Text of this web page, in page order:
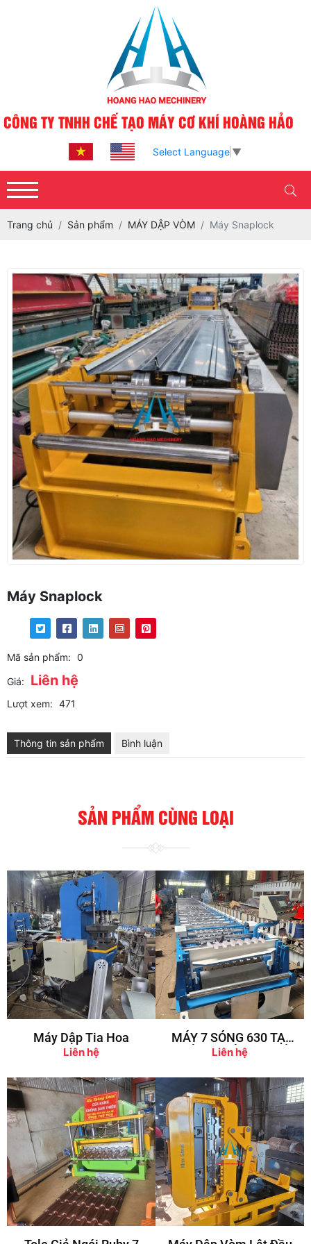
CÔNG TY TNHH CHẾ TẠO MÁY CƠ KHÍ HOÀNG HẢO
Select Language ▼
Trang chủ Sản phẩm MÁY DẬP VÒM Máy Snaplock
Máy Snaplock
Mã sản phẩm: 0
Giá: Liên hệ
Lượt xem: 471
Thông tin sản phẩm Bình luận
SẢN PHẨM CÙNG LOẠI
Máy Dập Tia Hoa
Liên hệ
MÁY 7 SÓNG 630 TẠI
XƯỞNGXƯỞNG. KHỔ
Liên hệ